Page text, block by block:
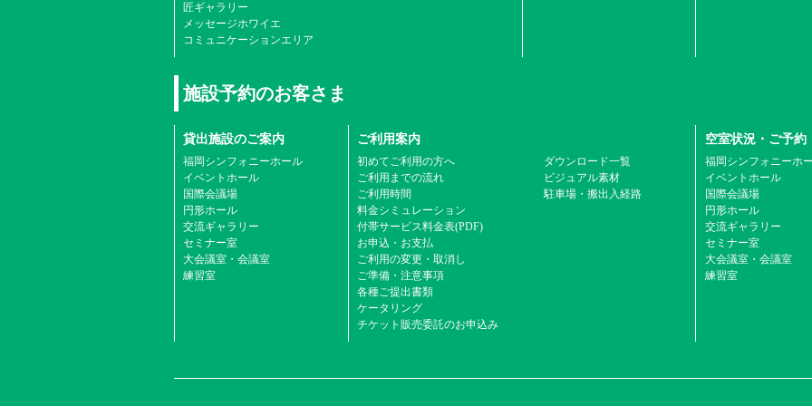
匠ギャラリー
メッセージホワイエ
コミュニケーションエリア
施設予約のお客さま
貸出施設のご案内
福岡シンフォニーホール
イベントホール
国際会議場
円形ホール
交流ギャラリー
セミナー室
大会議室・会議室
練習室
ご利用案内
初めてご利用の方へ
ご利用までの流れ
ご利用時間
料金シミュレーション
付帯サービス料金表(PDF)
お申込・お支払
ご利用の変更・取消し
ご準備・注意事項
各種ご提出書類
ケータリング
チケット販売委託のお申込み
ダウンロード一覧
ビジュアル素材
駐車場・搬出入経路
空室状況・ご予約
福岡シンフォニーホ
イベントホール
国際会議場
円形ホール
交流ギャラリー
セミナー室
大会議室・会議室
練習室